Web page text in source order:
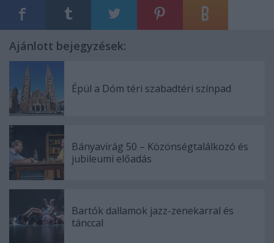
Ajánlott bejegyzések:
Épül a Dóm téri szabadtéri színpad
Bányavirág 50 – Közönségtalálkozó és
jubileumi előadás
Bartók dallamok jazz-zenekarral és
tánccal